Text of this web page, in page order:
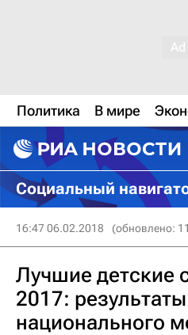
Политика В мире
Социальный
16:47 06.02.2018 (обновлено:
Лучшие детские
2017: результаты
национального